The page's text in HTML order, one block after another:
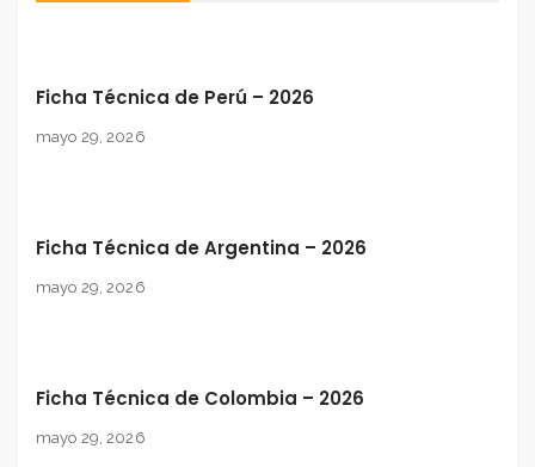
Ficha Técnica de Perú – 2026
mayo 29, 2026
Ficha Técnica de Argentina – 2026
mayo 29, 2026
Ficha Técnica de Colombia – 2026
mayo 29, 2026